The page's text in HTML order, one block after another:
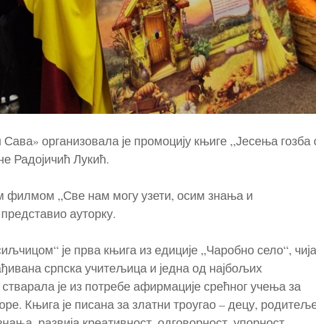
организовала је промоцију књиге ,,Јесења гозба
Лукић.
филмом „Све нам могу узети, осим знања и
ауторку.
је прва књига из едиције „Чаробно село“, чија
српска учитељица и једна од најбољих
је из потребе афирмације срећног учења за
Књига је писана за златни троугао – децу,